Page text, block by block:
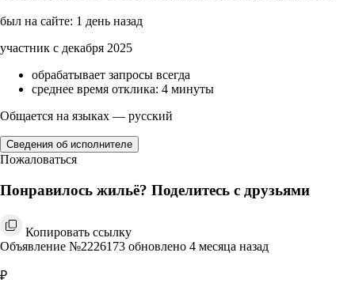
был на сайте: 1 день назад
участник с декабря 2025
обрабатывает запросы всегда
среднее время отклика: 4 минуты
Общается на языках — русский
Сведения об исполнителе
Пожаловаться
Понравилось жильё? Поделитесь с друзьями
Копировать ссылку
Объявление №2226173 обновлено 4 месяца назад
₽